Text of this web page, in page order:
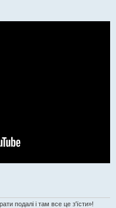
подалі і там все це з'їсти»!